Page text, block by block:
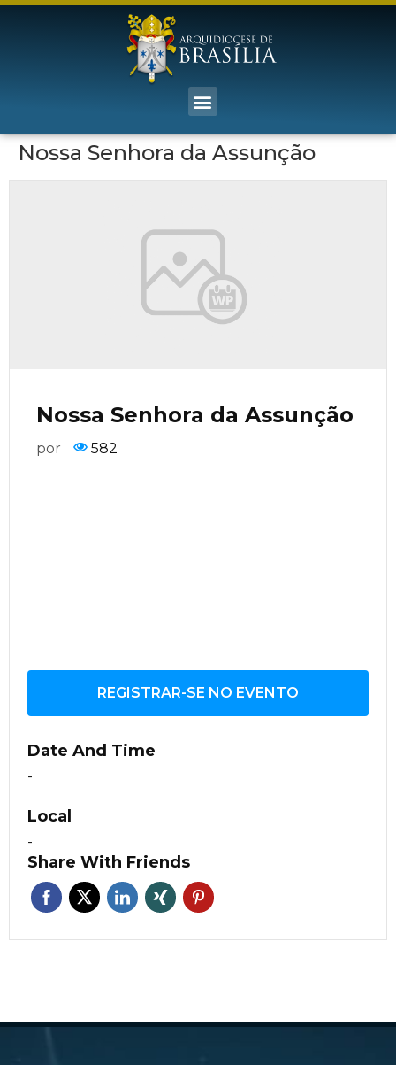
Nossa Senhora da Assunção
Nossa Senhora da Assunção
por 582
REGISTRAR-SE NO EVENTO
Date And Time
-
Local
-
Share With Friends